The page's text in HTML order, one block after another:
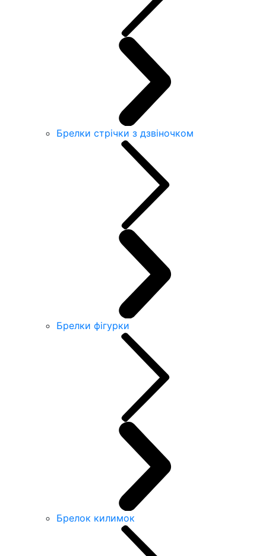
Брелки стрічки з дзвіночком
Брелки фігурки
Брелок килимок